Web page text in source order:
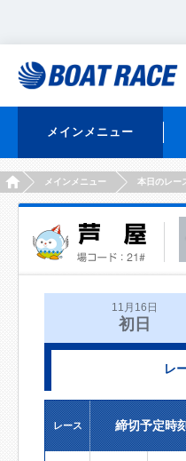
メインメニュー
HOMEメインメニュー 本日のレー
11月16日
初日
レ
レース
締切予定時